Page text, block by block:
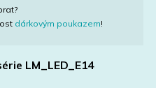
dárkovým poukazem!
LM_LED_E14